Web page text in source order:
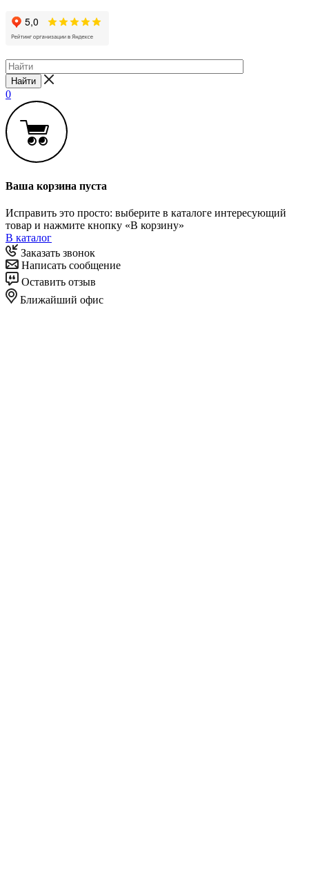
Найти
0
Ваша корзина пуста
Исправить это просто: выберите в каталоге интересующий
товар и нажмите кнопку «В корзину»
В каталог
Заказать звонок
Написать сообщение
Оставить отзыв
Ближайший офис